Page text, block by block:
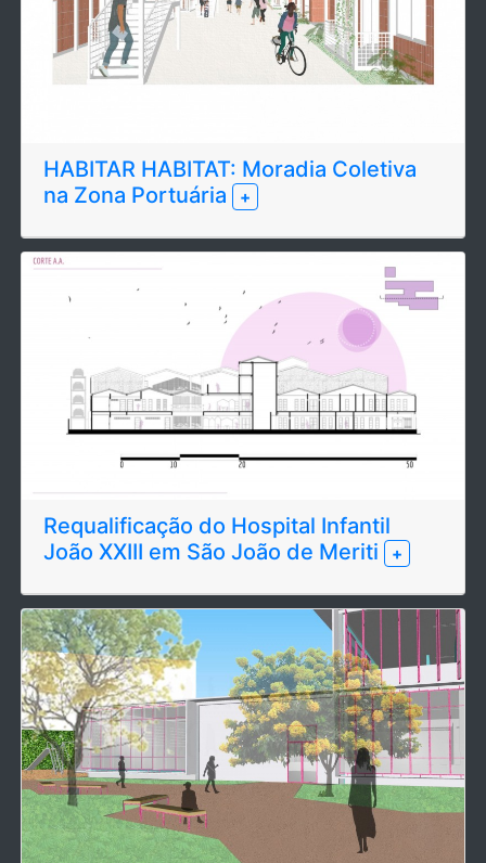
HABITAR HABITAT: Moradia Coletiva
na Zona Portuária
+
Requalificação do Hospital Infantil
João XXIII em São João de Meriti
+